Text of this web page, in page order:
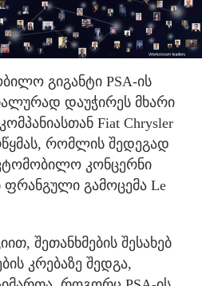
გიგანტი PSA-ის
დაუჭირეს მხარი
Fiat Chrysler
რომლის შედეგად
კონცერნი
ფრანგული გამოცემა Le
შეთანხმების შესახებ
კრებაზე შედგა,